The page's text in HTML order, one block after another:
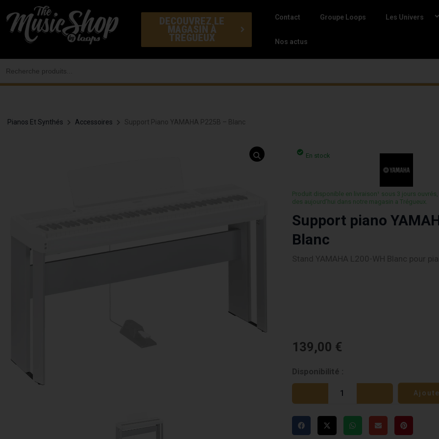
au
contenu
DECOUVREZ LE
MAGASIN À
TREGUEUX
Contact Groupe Loops Les Univers
Nos actus
Pianos Et Synthés Accessoires Support Piano YAMAHA P225B – Blanc
En stock
Produit disponible en livraison¹ sous 3 jours ouvrés,
des aujourd’hui dans notre magasin a Trégueux.
Support piano
Blanc
Stand YAMAHA L200-WH Blanc pour
139,00 €
Disponibilité :
quantité
de
piano
YAMAHA